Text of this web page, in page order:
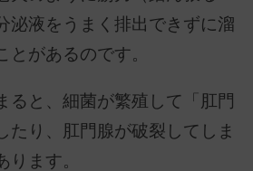
泌液をうまく排出できずに溜
とがあるのです。
ると、細菌が繁殖して「肛門
たり、肛門腺が破裂してしま
ります。